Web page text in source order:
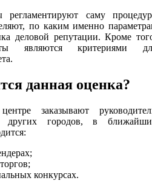
регламентируют саму
по каким именно
деловой репутации. Кроме
являются критериями
данная оценка?
заказывают
других городов, в
конкурсах.